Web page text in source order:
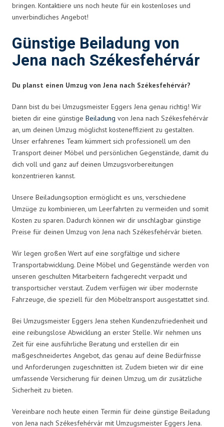
bringen. Kontaktiere uns noch heute für ein kostenloses und
unverbindliches Angebot!
Günstige Beiladung von
Jena nach Székesfehérvár
Du planst einen Umzug von Jena nach Székesfehérvár?
Dann bist du bei Umzugsmeister Eggers Jena genau richtig! Wir
bieten dir eine günstige Beiladung von Jena nach Székesfehérvár
an, um deinen Umzug möglichst kosteneffizient zu gestalten.
Unser erfahrenes Team kümmert sich professionell um den
Transport deiner Möbel und persönlichen Gegenstände, damit du
dich voll und ganz auf deinen Umzugsvorbereitungen
konzentrieren kannst.
Unsere Beiladungsoption ermöglicht es uns, verschiedene
Umzüge zu kombinieren, um Leerfahrten zu vermeiden und somit
Kosten zu sparen. Dadurch können wir dir unschlagbar günstige
Preise für deinen Umzug von Jena nach Székesfehérvár bieten.
Wir legen großen Wert auf eine sorgfältige und sichere
Transportabwicklung. Deine Möbel und Gegenstände werden von
unseren geschulten Mitarbeitern fachgerecht verpackt und
transportsicher verstaut. Zudem verfügen wir über modernste
Fahrzeuge, die speziell für den Möbeltransport ausgestattet sind.
Bei Umzugsmeister Eggers Jena stehen Kundenzufriedenheit und
eine reibungslose Abwicklung an erster Stelle. Wir nehmen uns
Zeit für eine ausführliche Beratung und erstellen dir ein
maßgeschneidertes Angebot, das genau auf deine Bedürfnisse
und Anforderungen zugeschnitten ist. Zudem bieten wir dir eine
umfassende Versicherung für deinen Umzug, um dir zusätzliche
Sicherheit zu bieten.
Vereinbare noch heute einen Termin für deine günstige Beiladung
von Jena nach Székesfehérvár mit Umzugsmeister Eggers Jena.